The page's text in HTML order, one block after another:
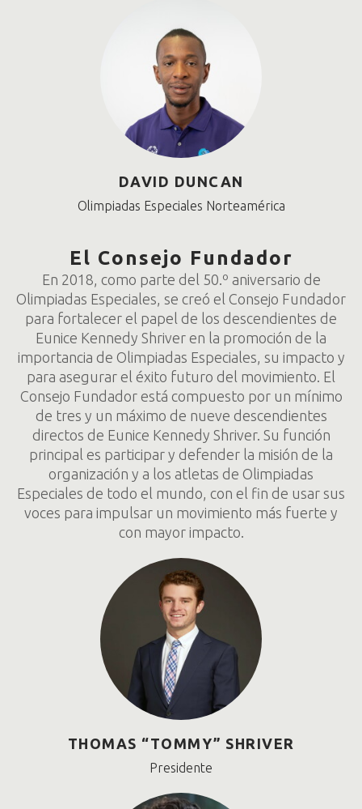
DAVID DUNCAN
Olimpiadas Especiales Norteamérica
El Consejo Fundador
En 2018, como parte del 50.º aniversario de
Olimpiadas Especiales, se creó el Consejo Fundador
para fortalecer el papel de los descendientes de
Eunice Kennedy Shriver en la promoción de la
importancia de Olimpiadas Especiales, su impacto y
para asegurar el éxito futuro del movimiento. El
Consejo Fundador está compuesto por un mínimo
de tres y un máximo de nueve descendientes
directos de Eunice Kennedy Shriver. Su función
principal es participar y defender la misión de la
organización y a los atletas de Olimpiadas
Especiales de todo el mundo, con el fin de usar sus
voces para impulsar un movimiento más fuerte y
con mayor impacto.
THOMAS “TOMMY” SHRIVER
Presidente